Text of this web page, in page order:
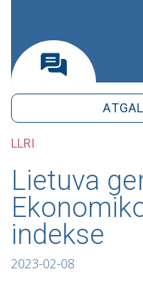
LLRI
Lietuva
indekse
2023-02-08